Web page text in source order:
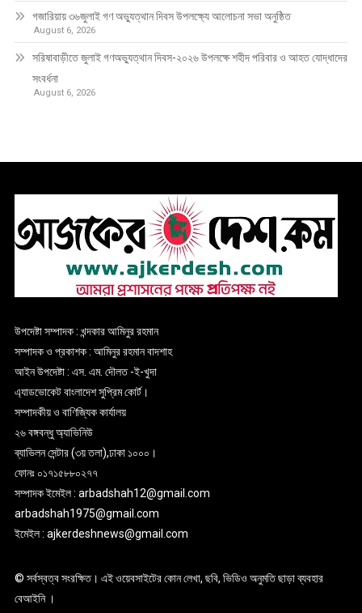
গজারিয়ায় ৩৬জুলাই গণ অভ্যুত্থান দিবস উপলক্ষ্যে আলোচনা সভা অনুষ্ঠিত
August 6, 2026
সরিষাবাড়ীতে জুলাই গণঅভ্যুত্থান দিবস-২০২৬ উপলক্ষে শহীদ পরিবার ও আহত যোদ্ধাদের
সংবর্ধনা
August 6, 2026
উপদেষ্টা সম্পাদক : খন্দকার আমিনুর রহমান
সম্পাদক ও প্রকাশক : আমিনুর রহমান বাদশাহ
আইন উপদেষ্টা : এস. এম. দৌলত -ই-খুদা
এ্যাডভোকেট বাংলাদেশ সুপ্রিম কোর্ট।
সম্পাদকীয় ও বাণিজ্যিক কার্যালয়
২৬ বঙ্গবন্ধু অ্যাভিনিউ
ব্যাভিলন সেন্টার (৩য় তলা),ঢাকা ১০০০।
ফোনঃ ০১৭১৫৮৮০২৭৭
সম্পাদক ইমেইল : arbadshah12@gmail.com
arbadshah1975@gmail.com
ইমেইল : ajkerdeshnews@gmail.com
© সর্বস্বত্ব সংরক্ষিত। এই ওয়েবসাইটের কোন লেখা, ছবি, ভিডিও অনুমতি ছাড়া ব্যবহার
বেআইনি ।